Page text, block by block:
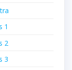
1
2
3